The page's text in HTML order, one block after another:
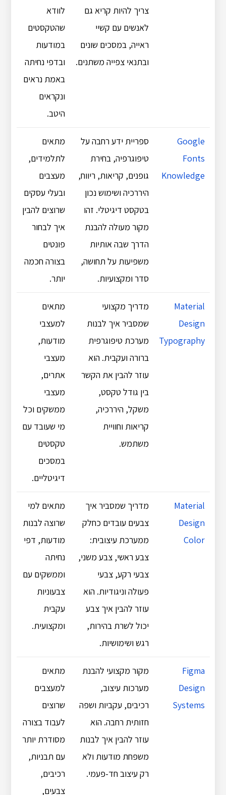
צריך להיות קריא גם
לאנשים עם קשיי
ראייה, במסכים שונים
ובתנאי צפייה משתנים.
לוודא
שהטקסטים
במודעות
ובדפי נחיתה
באמת נראים
ונקראים
היטב.
Google
Fonts
Knowledge
ספריית ידע רחבה על
טיפוגרפיה, בחירת
גופנים, קריאות, ריווח,
היררכיה ושימוש נכון
בטקסט דיגיטלי. זהו
מקור מעולה להבנת
הדרך שבה אותיות
משפיעות על תחושה,
סדר ומקצועיות.
מתאים
לתלמידים,
מעצבים
ובעלי עסקים
שרוצים להבין
איך לבחור
פונטים
בצורה חכמה
יותר.
Material
Design
Typography
מדריך מקצועי
שמסביר איך לבנות
מערכת טיפוגרפית
ברורה ועקבית. הוא
עוזר להבין את הקשר
בין גודל טקסט,
משקל, היררכיה,
קריאות וחוויית
משתמש.
מתאים
למעצבי
מודעות,
מעצבי
אתרים,
מעצבי
ממשקים וכל
מי שעובד עם
טקסטים
במסכים
דיגיטליים.
Material
Design
Color
מדריך שמסביר איך
צבעים עובדים כחלק
ממערכת עיצובית:
צבע ראשי, צבע משני,
צבעי רקע, צבעי
פעולה וניגודיות. הוא
עוזר להבין איך צבע
יכול לשרת בהירות,
רגש ושימושיות.
מתאים למי
שרוצה לבנות
מודעות, דפי
נחיתה
וממשקים עם
צבעוניות
עקבית
ומקצועית.
Figma
Design
Systems
מקור מקצועי להבנת
מערכות עיצוב,
רכיבים, עקביות ושפה
חזותית רחבה. הוא
עוזר להבין איך לבנות
משפחת מודעות ולא
רק עיצוב חד-פעמי.
מתאים
למעצבים
שרוצים
לעבוד בצורה
מסודרת יותר
עם תבניות,
רכיבים,
צבעים,